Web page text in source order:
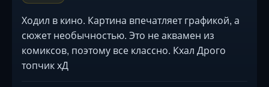
Ходил в кино. Картина впечатляет графикой, а
сюжет необычностью. Это не аквамен из
комиксов, поэтому все классно. Кхал Дрого
топчик хД